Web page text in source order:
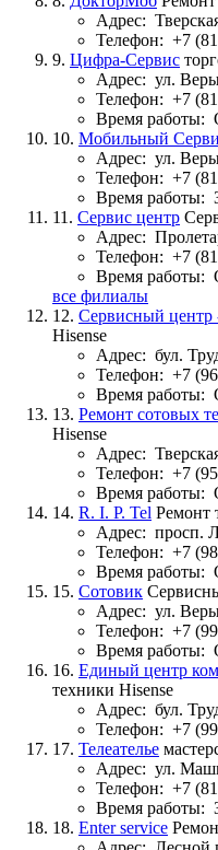
Адрес:
Телефон: +7
9. Цифра-Сервис
Адрес: ул.
Телефон: +7
Время работы:
10. Мобильный
Адрес: ул.
Телефон: +7
Время работы:
11. Сервис центр
Адрес:
Телефон: +7
Время работы:
все филиалы
12. Сервисный
Hisense
Адрес: бул.
Телефон: +7
Время работы:
13. Ремонт сотовых
Hisense
Адрес:
Телефон: +7
Время работы:
14. R. I. P. Tel Ремонт
Адрес: просп.
Телефон: +7
Время работы:
15. Сотовик
Адрес: ул.
Телефон: +7
Время работы:
16. Единый центр
техники Hisense
Адрес: бул.
Телефон: +7
17. Телеателье
Адрес: ул.
Телефон: +7
Время работы:
18. Enter service